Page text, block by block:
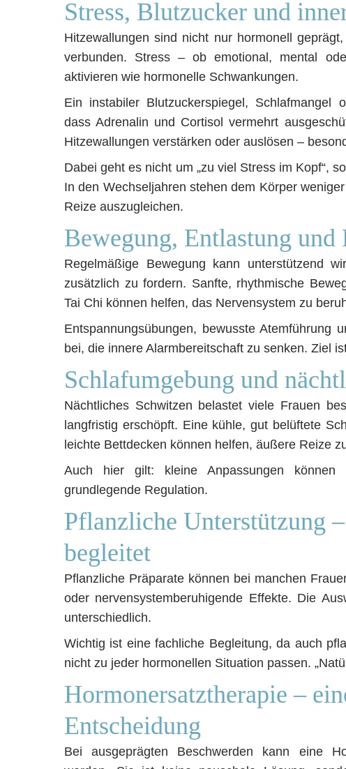
Stress, Blutzucker und
Hitzewallungen sind nicht nur hormonell
verbunden. Stress – ob emotional, mental
aktivieren wie hormonelle Schwankungen.
Ein instabiler Blutzuckerspiegel, Schlafmangel
dass Adrenalin und Cortisol vermehrt
Hitzewallungen verstärken oder auslösen –
Dabei geht es nicht um „zu viel Stress im Kopf“,
In den Wechseljahren stehen dem Körper
Reize auszugleichen.
Bewegung, Entlastung und
Regelmäßige Bewegung kann unterstützend
zusätzlich zu fordern. Sanfte, rhythmische
Tai Chi können helfen, das Nervensystem zu
Entspannungsübungen, bewusste Atemführung
bei, die innere Alarmbereitschaft zu senken. Ziel
Schlafumgebung und
Nächtliches Schwitzen belastet viele Frauen
langfristig erschöpft. Eine kühle, gut belüftete
leichte Bettdecken können helfen, äußere Reize
Auch hier gilt: kleine Anpassungen
grundlegende Regulation.
Pflanzliche Unterstützung
begleitet
Pflanzliche Präparate können bei manchen
oder nervensystemberuhigende Effekte. Die
unterschiedlich.
Wichtig ist eine fachliche Begleitung, da auch
nicht zu jeder hormonellen Situation passen.
Hormonersatztherapie –
Entscheidung
Bei ausgeprägten Beschwerden kann eine